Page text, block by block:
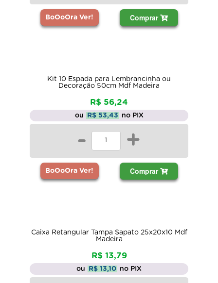
BoOoOra Ver! Comprar
Kit 10 Espada para Lembrancinha ou
Decoração 50cm Mdf Madeira
R$ 56,24
ou R$ 53,43 no PIX
- +
BoOoOra Ver! Comprar
Caixa Retangular Tampa Sapato 25x20x10 Mdf
Madeira
R$ 13,79
ou R$ 13,10 no PIX